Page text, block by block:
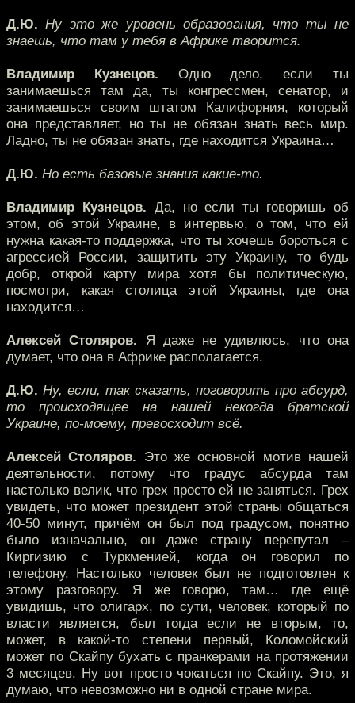
Д.Ю. Ну это же уровень образования, что ты не
знаешь, что там у тебя в Африке творится.
Владимир Кузнецов. Одно дело, если ты
занимаешься там да, ты конгрессмен, сенатор, и
занимаешься своим штатом Калифорния, который
она представляет, но ты не обязан знать весь мир.
Ладно, ты не обязан знать, где находится Украина…
Д.Ю. Но есть базовые знания какие-то.
Владимир Кузнецов. Да, но если ты говоришь об
этом, об этой Украине, в интервью, о том, что ей
нужна какая-то поддержка, что ты хочешь бороться с
агрессией России, защитить эту Украину, то будь
добр, открой карту мира хотя бы политическую,
посмотри, какая столица этой Украины, где она
находится…
Алексей Столяров. Я даже не удивлюсь, что она
думает, что она в Африке располагается.
Д.Ю. Ну, если, так сказать, поговорить про абсурд,
то происходящее на нашей некогда братской
Украине, по-моему, превосходит всё.
Алексей Столяров. Это же основной мотив нашей
деятельности, потому что градус абсурда там
настолько велик, что грех просто ей не заняться. Грех
увидеть, что может президент этой страны общаться
40-50 минут, причём он был под градусом, понятно
было изначально, он даже страну перепутал –
Киргизию с Туркменией, когда он говорил по
телефону. Настолько человек был не подготовлен к
этому разговору. Я же говорю, там… где ещё
увидишь, что олигарх, по сути, человек, который по
власти является, был тогда если не вторым, то,
может, в какой-то степени первый, Коломойский
может по Скайпу бухать с пранкерами на протяжении
3 месяцев. Ну вот просто чокаться по Скайпу. Это, я
думаю, что невозможно ни в одной стране мира.